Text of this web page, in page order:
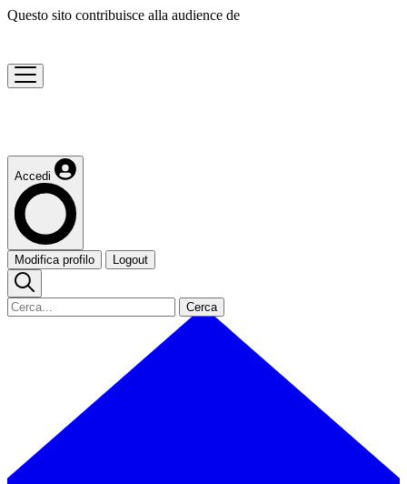
Questo sito contribuisce alla audience de
Accedi
Modifica profilo Logout
Cerca